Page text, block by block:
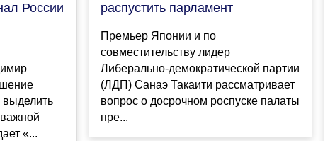
России
«...
распустить парламент
Премьер Японии и по
совместительству лидер
Либерально-демократической партии
(ЛДП) Санаэ Такаити рассматривает
вопрос о досрочном роспуске палаты
пре...